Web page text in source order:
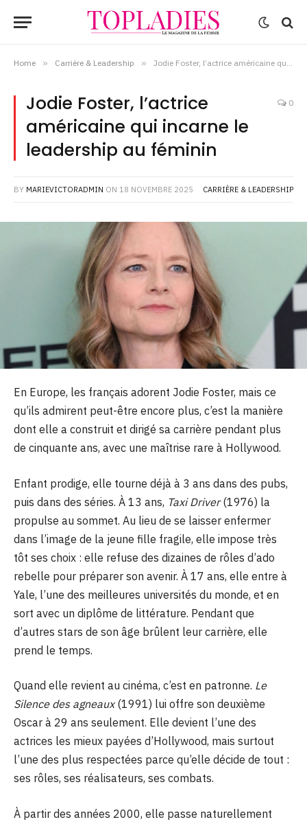
Home » Carrière & Leadership » Jodie Foster, l’actrice américaine qui incarne le leadership au féminin
Jodie Foster, l’actrice
américaine qui incarne le
leadership au féminin
0
BY MARIEVICTORADMIN ON 18 NOVEMBRE 2025 CARRIÈRE & LEADERSHIP
En Europe, les français adorent Jodie Foster, mais ce
qu’ils admirent peut-être encore plus, c’est la manière
dont elle a construit et dirigé sa carrière pendant plus
de cinquante ans, avec une maîtrise rare à Hollywood.
Enfant prodige, elle tourne déjà à 3 ans dans des pubs,
puis dans des séries. À 13 ans, Taxi Driver(1976) la
propulse au sommet. Au lieu de se laisser enfermer
dans l’image de la jeune fille fragile, elle impose très
tôt ses choix : elle refuse des dizaines de rôles d’ado
rebelle pour préparer son avenir. À 17 ans, elle entre à
Yale, l’une des meilleures universités du monde, et en
sort avec un diplôme de littérature. Pendant que
d’autres stars de son âge brûlent leur carrière, elle
prend le temps.
Quand elle revient au cinéma, c’est en patronne. Le
Silence des agneaux(1991) lui offre son deuxième
Oscar à 29 ans seulement. Elle devient l’une des
actrices les mieux payées d’Hollywood, mais surtout
l’une des plus respectées parce qu’elle décide de tout :
ses rôles, ses réalisateurs, ses combats.
À partir des années 2000, elle passe naturellement